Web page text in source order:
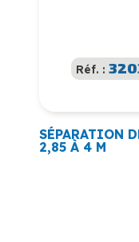
Réf. :
SÉPARATION
2,85 À 4 M